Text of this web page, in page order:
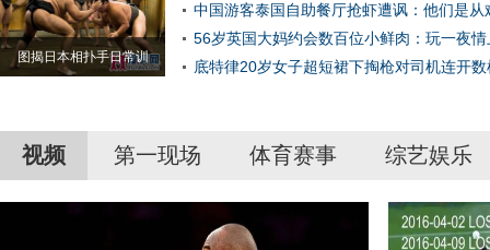
图揭日本相扑手日常训
中国游客泰国自助餐厅抢虾遭讽：他们是从
56岁英国大妈约会数百位小鲜肉：玩一夜情
底特律20岁女子超短裙下掏枪对司机连开数
视频 第一现场 体育赛事 综艺娱乐